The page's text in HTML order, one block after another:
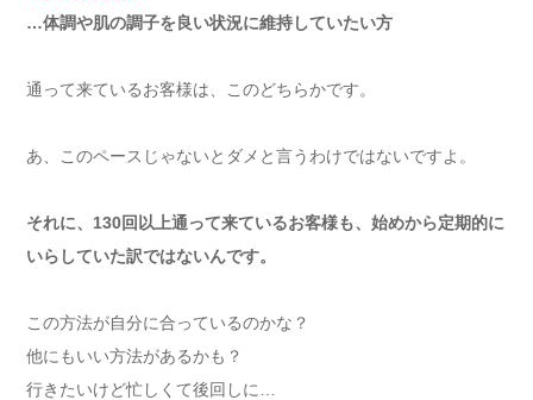
…体調や肌の調子を良い状況に維持していたい方
通って来ているお客様は、このどちらかです。
あ、このペースじゃないとダメと言うわけではないですよ。
それに、130回以上通って来ているお客様も、始めから定期的に
いらしていた訳ではないんです。
この方法が自分に合っているのかな？
他にもいい方法があるかも？
行きたいけど忙しくて後回しに…